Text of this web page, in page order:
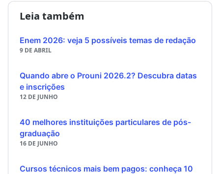
Leia também
Enem 2026: veja 5 possíveis temas de redação
9 DE ABRIL
Quando abre o Prouni 2026.2? Descubra datas
e inscrições
12 DE JUNHO
40 melhores instituições particulares de pós-
graduação
16 DE JUNHO
Cursos técnicos mais bem pagos: conheça 10